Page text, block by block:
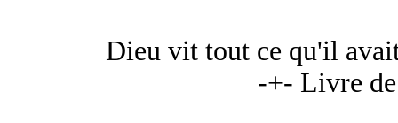
Dieu vit tout ce qu'il
-+- Livre